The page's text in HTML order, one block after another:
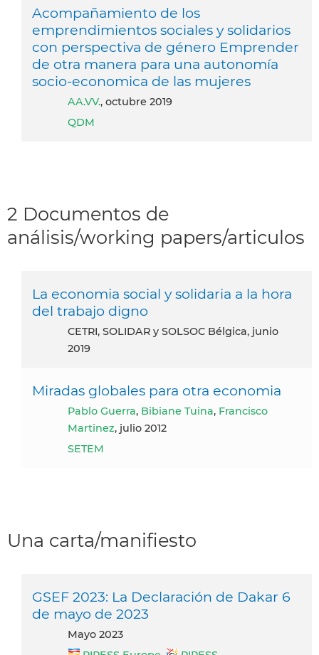
Acompañamiento de los
emprendimientos sociales y solidarios
con perspectiva de género Emprender
de otra manera para una autonomía
socio-economica de las mujeres
AA.VV., octubre 2019
QDM
2 Documentos de
análisis/working papers/articulos
La economia social y solidaria a la hora
del trabajo digno
CETRI, SOLIDAR y SOLSOC Bélgica, junio
2019
Miradas globales para otra economia
Pablo Guerra, Bibiane Tuina, Francisco
Martinez, julio 2012
SETEM
Una carta/manifiesto
GSEF 2023: La Declaración de Dakar 6
de mayo de 2023
mayo 2023